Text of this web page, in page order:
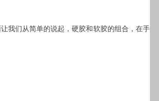
我们从简单的说起，硬胶和软胶的组合，在手